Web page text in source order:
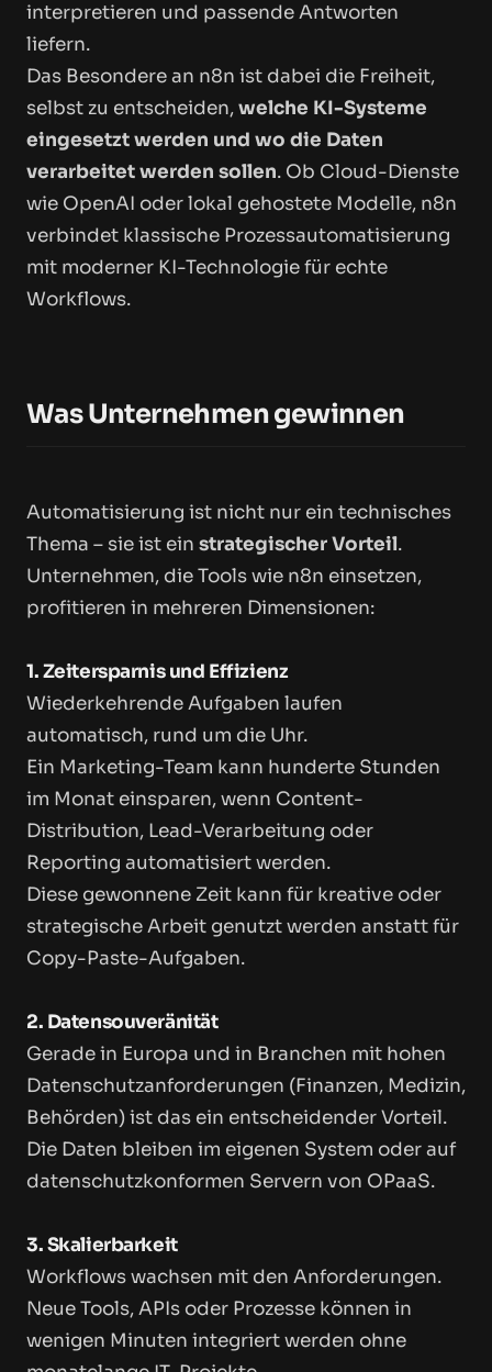
interpretieren und passende Antworten
liefern.
Das Besondere an n8n ist dabei die Freiheit,
selbst zu entscheiden,welche KI-Systeme
eingesetzt werden und wo die Daten
verarbeitet werden sollen. Ob Cloud-Dienste
wie OpenAI oder lokal gehostete Modelle, n8n
verbindet klassische Prozessautomatisierung
mit moderner KI-Technologie für echte
Workflows.
Was Unternehmen gewinnen
Automatisierung ist nicht nur ein technisches
Thema – sie ist ein strategischer Vorteil.
Unternehmen, die Tools wie n8n einsetzen,
profitieren in mehreren Dimensionen:
1. Zeitersparnis und Effizienz
Wiederkehrende Aufgaben laufen
automatisch, rund um die Uhr.
Ein Marketing-Team kann hunderte Stunden
im Monat einsparen, wenn Content-
Distribution, Lead-Verarbeitung oder
Reporting automatisiert werden.
Diese gewonnene Zeit kann für kreative oder
strategische Arbeit genutzt werden anstatt für
Copy-Paste-Aufgaben.
2. Datensouveränität
Gerade in Europa und in Branchen mit hohen
Datenschutzanforderungen (Finanzen, Medizin,
Behörden) ist das ein entscheidender Vorteil.
Die Daten bleiben im eigenen System oder auf
datenschutzkonformen Servern von OPaaS.
3. Skalierbarkeit
Workflows wachsen mit den Anforderungen.
Neue Tools, APIs oder Prozesse können in
wenigen Minuten integriert werden ohne